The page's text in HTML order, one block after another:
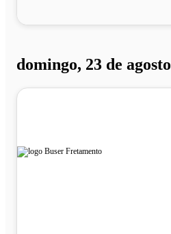
domingo, 23 de agosto